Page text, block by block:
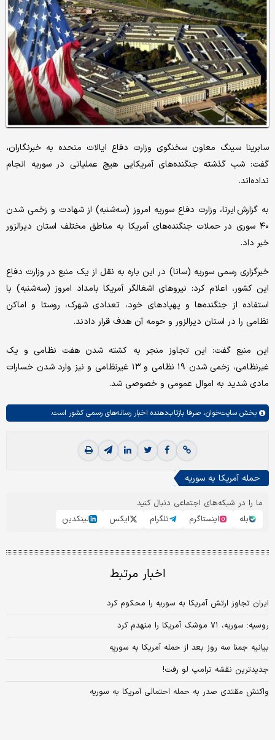
سابرینا سینگ معاون سخنگوی وزارت دفاع ایالات متحده به خبرنگاران،
گفت: شب گذشته جنگنده‌های آمریکایی هیچ عملیاتی در سوریه انجام
نداده‌اند.
به گزارش ایرنا، وزارت دفاع سوریه امروز (سه‌شنبه) از شهادت و زخمی شدن
۴۰ سوری در حملات جنگنده‌های آمریکا به مناطق مختلف استان دیرالزور
خبر داد.
خبرگزاری رسمی سوریه (سانا) در این باره به نقل از یک منبع در وزارت دفاع
این کشور، اعلام کرد: نیروهای اشغالگر آمریکا بامداد امروز (سه‌شنبه) با
استفاده از جنگنده‌ها و پهپادهای خود، تعدادی شهرک، روستا و اماکن
نظامی را در استان دیرالزور و حومه آن هدف قرار دادند.
این منبع گفت: این تجاوز منجر به کشته شدن هفت نظامی و یک
غیرنظامی، زخمی شدن ۱۹ نظامی و ۱۳ غیرنظامی و نیز وارد شدن خسارات
مادی شدید به اموال عمومی و خصوصی شد.
بخش سایت‌خوان، صرفا بازتاب‌دهنده اخبار رسانه‌های رسمی کشور است.
حمله آمریکا به سوریه
ما را در شبکه‌های اجتماعی دنبال کنید
بله
اینستاگرم تلگرام ایکس لینکدین
اخبار مرتبط
ایران تجاوز ارتش آمریکا به سوریه را محکوم کرد
روسیه: سوریه، ۷۱ موشک آمریکا را منهدم کرد
بیانیه جمنا سه روز بعد از حمله آمریکا به سوریه
جدیدترین نقشه ترامپ لو رفت!
واکنش مقتدی صدر به حمله احتمالی آمریکا به سوریه